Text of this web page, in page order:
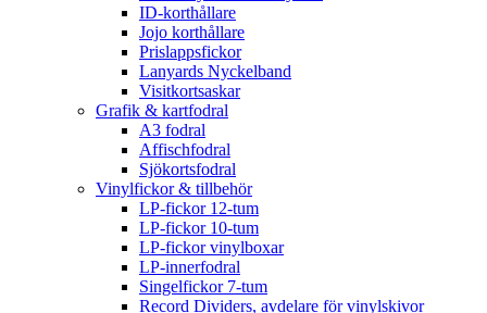
ID-korthållare
Jojo korthållare
Prislappsfickor
Lanyards Nyckelband
Visitkortsaskar
Grafik & kartfodral
A3 fodral
Affischfodral
Sjökortsfodral
Vinylfickor & tillbehör
LP-fickor 12-tum
LP-fickor 10-tum
LP-fickor vinylboxar
LP-innerfodral
Singelfickor 7-tum
Record Dividers, avdelare för vinylskivor